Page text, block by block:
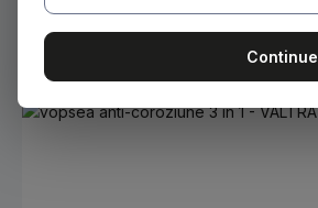
Sunteți aici: Acasă Consumabile
Sari peste galeria de imagini
Continue